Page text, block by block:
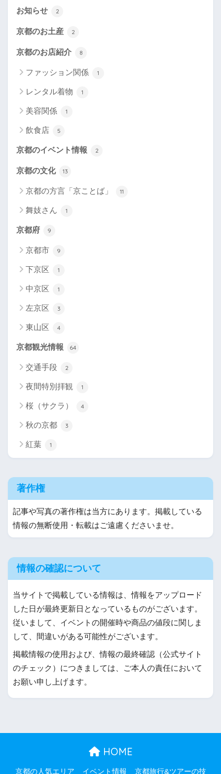
お知らせ 2
京都のお土産 2
京都のお店紹介 8
ファッション関係 1
レンタル着物 1
美容関係 1
飲食店 5
京都のイベント情報 2
京都の文化 13
京都の方言「京ことば」 11
舞妓さん 1
京都府 9
京都市 9
下京区 1
中京区 1
左京区 3
東山区 4
京都観光情報 64
交通手段 2
夜間特別拝観 1
桜（サクラ） 4
秋の京都 3
紅葉 1
著作権
記事や写真の著作権は当方にあります。掲載している
情報の無断使用・転載はご遠慮くださいませ。
情報の確認について
当サイトで掲載している情報は、情報をアップロード
した日が最終更新日となっているものがございます。
従いまして、イベントの開催時や商品の値段に関しま
して、間違いがある可能性がございます。
掲載情報の使用および、情報の最終確認（公式サイト
のチェック）につきましては、ご本人の責任において
お願い申し上げます。
HOME
京都の人気エリア イベント情報 京都旅行&ツアーの技